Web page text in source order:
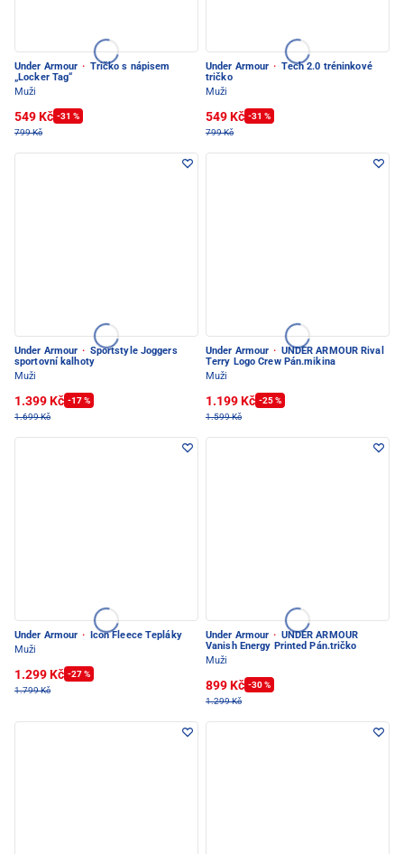
Under Armour · Tričko s nápisem
„Locker Tag“
Muži
549 Kč -31 %
799 Kč
Under Armour · Tech 2.0 tréninkové
tričko
Muži
549 Kč -31 %
799 Kč
Under Armour · Sportstyle Joggers
sportovní kalhoty
Muži
1.399 Kč -17 %
1.699 Kč
Under Armour · UNDER ARMOUR Rival
Terry Logo Crew Pán.mikina
Muži
1.199 Kč -25 %
1.599 Kč
Under Armour ·
Icon Fleece Tepláky
Muži
1.299 Kč -27 %
1.799 Kč
Under Armour · UNDER ARMOUR
Vanish Energy Printed Pán.tričko
Muži
899 Kč -30 %
1.299 Kč